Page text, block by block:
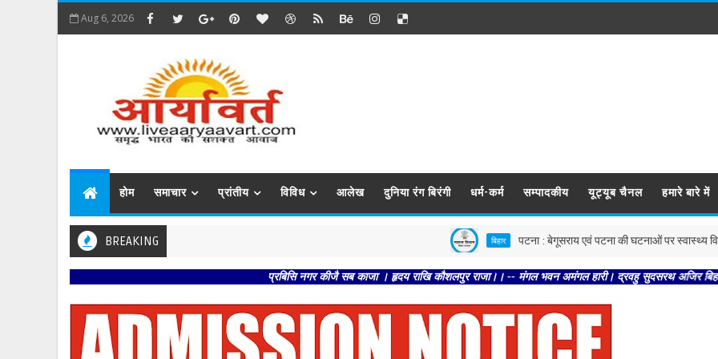
Aug 6, 2026
होम समाचार प्रांतीय विविध आलेख दुनिया रंग बिरंगी धर्म-कर्म सम्पादकीय यूट्यूब चैनल हमारे बारे में
BREAKING बिहार पटना : बेगूसराय एवं पटना की घटनाओं पर स्वास्थ्य विभाग सख्त,
प्रबिसि नगर कीजै सब काजा । हृदय राखि कौशलपुर राजा।। -- मंगल भवन अमंगल हारी। द्रवहु सुदसरथ अजिर बिहारी ।। --